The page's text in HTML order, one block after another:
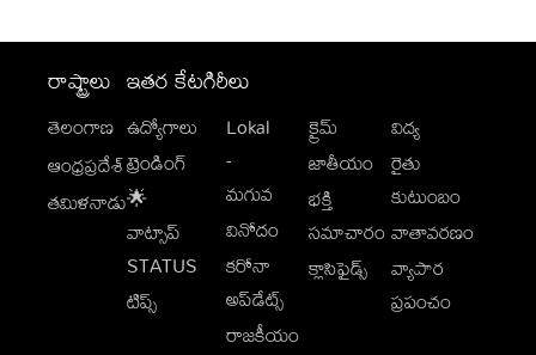
రాష్ట్రాలు
తెలంగాణ
ఆంధ్రప్రదేశ్
తమిళనాడు
ఇతర కేటగిరీలు
ఉద్యోగాలు
ట్రెండింగ్
🌟
వాట్సాప్
STATUS
టిప్స్
Lokal
-
మగువ
వినోదం
కరోనా
అప్‌డేట్స్
రాజకీయం
క్రైమ్
జాతీయం
భక్తి
సమాచారం
క్లాసిఫైడ్స్
విద్య
రైతు
కుటుంబం
వాతావరణం
వ్యాపార
ప్రపంచం